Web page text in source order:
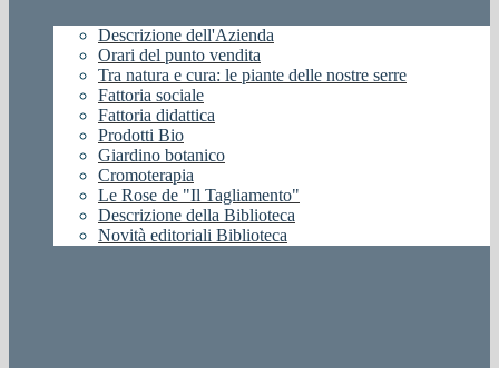
Descrizione dell'Azienda
Orari del punto vendita
Tra natura e cura: le piante delle nostre serre
Fattoria sociale
Fattoria didattica
Prodotti Bio
Giardino botanico
Cromoterapia
Le Rose de "Il Tagliamento"
Descrizione della Biblioteca
Novità editoriali Biblioteca